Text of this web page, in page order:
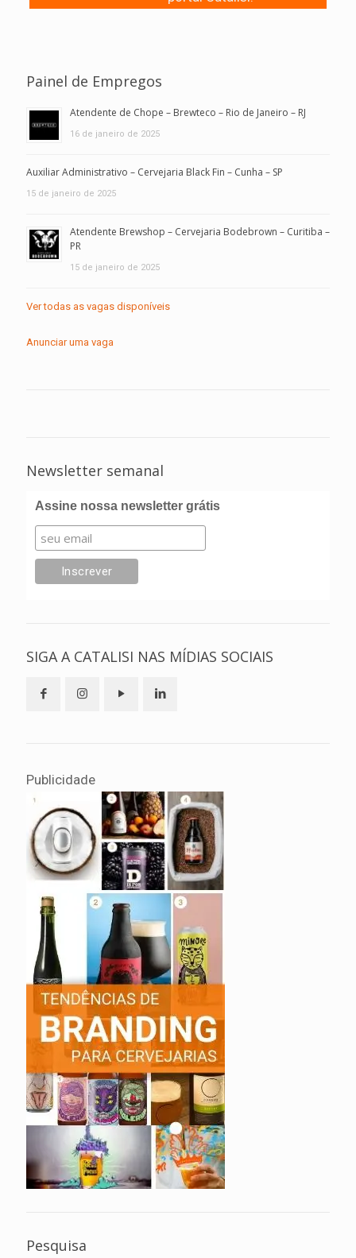
Painel de Empregos
Atendente de Chope – Brewteco – Rio de Janeiro – RJ
16 de janeiro de 2025
Auxiliar Administrativo – Cervejaria Black Fin – Cunha – SP
15 de janeiro de 2025
Atendente Brewshop – Cervejaria Bodebrown – Curitiba –
PR
15 de janeiro de 2025
Ver todas as vagas disponíveis
Anunciar uma vaga
Newsletter semanal
Assine nossa newsletter grátis
SIGA A CATALISI NAS MÍDIAS SOCIAIS
Publicidade
Pesquisa